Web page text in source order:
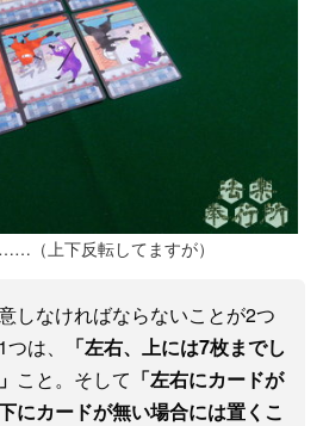
（上下反転してますが）
しなければならないことが2つ
は、
「左右、上には7枚までし
こと。そして 「左右にカードが
にカードが無い場合には置くこ